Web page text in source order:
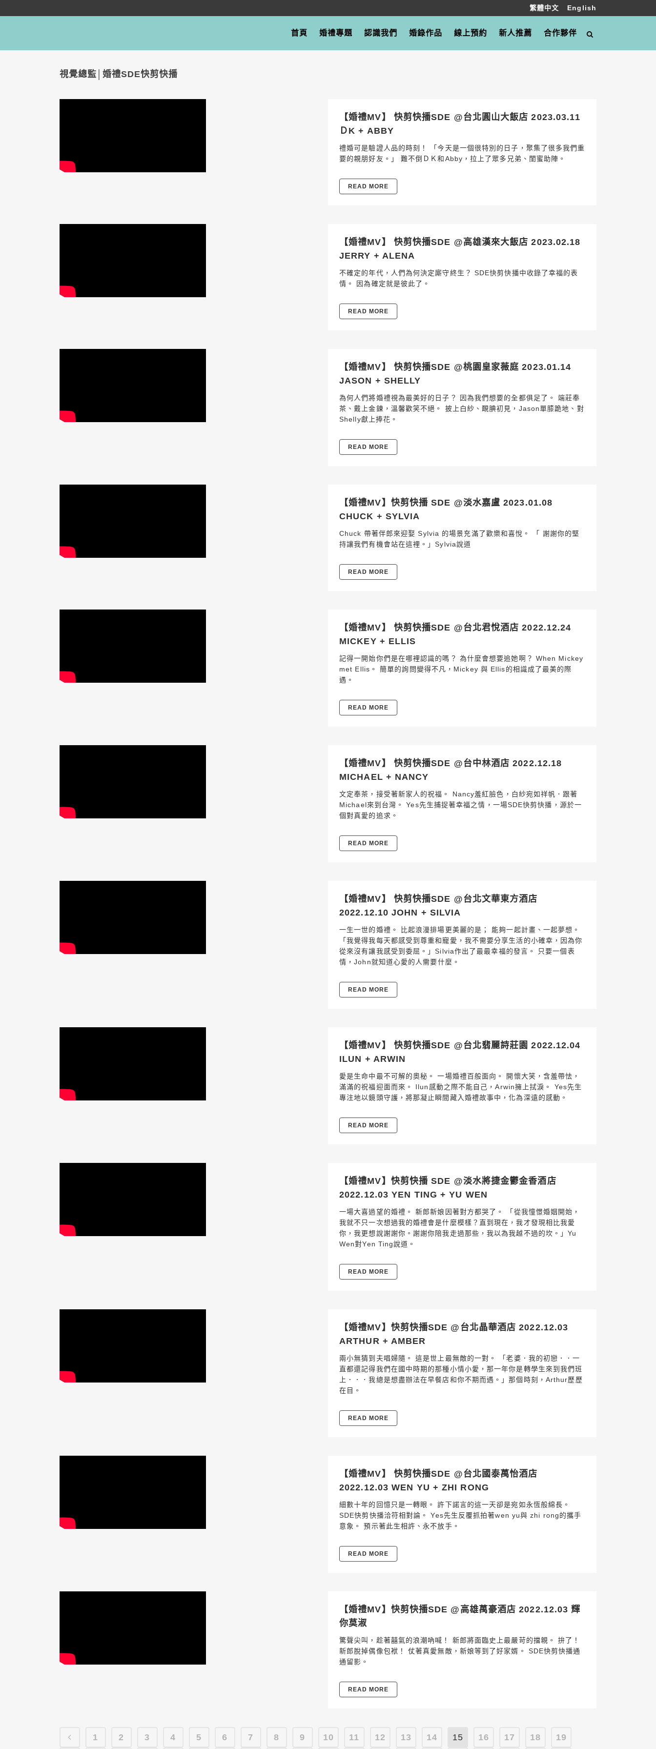
繁體中文 English
首頁 婚禮專題 認識我們 婚錄作品 線上預約 新人推薦 合作夥伴
視覺總監│婚禮SDE快剪快播
【婚禮MV】 快剪快播SDE @台北圓山大飯店 2023.03.11
ＤK + ABBY
禮婚可是驗證人品的時刻！ 「今天是一個很特別的日子，聚集了很多我們重
要的親朋好友。」 難不倒ＤＫ和Abby，拉上了眾多兄弟、閨蜜助陣。
READ MORE
【婚禮MV】 快剪快播SDE @高雄漢來大飯店 2023.02.18
JERRY + ALENA
不確定的年代，人們為何決定廝守終生？ SDE快剪快播中收錄了幸福的表
情。 因為確定就是彼此了。
READ MORE
【婚禮MV】 快剪快播SDE @桃園皇家薇庭 2023.01.14
JASON + SHELLY
為何人們將婚禮視為最美好的日子？ 因為我們想要的全都俱足了。 端莊奉
茶、戴上金鍊，溫馨歡笑不絕。 披上白紗、靦腆初見，Jason單膝跪地、對
Shelly獻上捧花。
READ MORE
【婚禮MV】快剪快播 SDE @淡水嘉盧 2023.01.08
CHUCK + SYLVIA
Chuck 帶著伴郎來迎娶 Sylvia 的場景充滿了歡樂和喜悅。 「 謝謝你的堅
持讓我們有機會站在這裡。」Sylvia說道
READ MORE
【婚禮MV】 快剪快播SDE @台北君悅酒店 2022.12.24
MICKEY + ELLIS
記得一開始你們是在哪裡認識的嗎？ 為什麼會想要追她啊？ When Mickey
met Ellis。 簡單的詢問變得不凡，Mickey 與 Ellis的相識成了最美的際
遇。
READ MORE
【婚禮MV】 快剪快播SDE @台中林酒店 2022.12.18
MICHAEL + NANCY
文定奉茶，接受著新家人的祝福。 Nancy羞紅臉色，白紗宛如祥帆．跟著
Michael來到台灣。 Yes先生捕捉著幸福之情，一場SDE快剪快播，源於一
個對真愛的追求。
READ MORE
【婚禮MV】 快剪快播SDE @台北文華東方酒店
2022.12.10 JOHN + SILVIA
一生一世的婚禮。 比起浪漫排場更美麗的是； 能夠一起計畫、一起夢想。
「我覺得我每天都感受到尊重和寵愛，我不需要分享生活的小確幸，因為你
從來沒有讓我感受到委屈。」Silvia作出了最最幸福的發言。 只要一個表
情，John就知道心愛的人需要什麼。
READ MORE
【婚禮MV】 快剪快播SDE @台北翡麗詩莊園 2022.12.04
ILUN + ARWIN
愛是生命中最不可解的奧秘。 一場婚禮百般面向。 開懷大笑，含羞帶怯，
滿滿的祝福迎面而來。 Ilun感動之際不能自己，Arwin擁上拭淚。 Yes先生
專注地以鏡頭守護，將那凝止瞬間藏入婚禮故事中，化為深遠的感動。
READ MORE
【婚禮MV】快剪快播 SDE @淡水將捷金鬱金香酒店
2022.12.03 YEN TING + YU WEN
一場大喜過望的婚禮。 新郎新娘因著對方都哭了。 「從我憧憬婚姻開始，
我就不只一次想過我的婚禮會是什麼模樣？直到現在，我才發現相比我愛
你，我更想說謝謝你。謝謝你陪我走過那些，我以為我越不過的坎。」Yu
Wen對Yen Ting說道。
READ MORE
【婚禮MV】快剪快播SDE @台北晶華酒店 2022.12.03
ARTHUR + AMBER
兩小無猜到夫唱婦隨。 這是世上最無敵的一對。 「老婆．我的初戀．．一
直都還記得我們在國中時期的那種小情小愛，那一年你是轉學生來到我們班
上．．．我總是想盡辦法在早餐店和你不期而遇。」那個時刻，Arthur歷歷
在目。
READ MORE
【婚禮MV】 快剪快播SDE @台北國泰萬怡酒店
2022.12.03 WEN YU + ZHI RONG
細數十年的回憶只是一轉眼。 許下諾言的這一天卻是宛如永恆般綿長。
SDE快剪快播洽符相對論。 Yes先生反覆抓拍著wen yu與 zhi rong的攜手
意象。 預示著此生相許、永不放手。
READ MORE
【婚禮MV】快剪快播SDE @高雄萬豪酒店 2022.12.03 輝
你莫淑
驚聲尖叫，趁著囍氣的浪潮吶喊！ 新郎將面臨史上最嚴苛的擋親。 拚了！
新郎脫掉偶像包袱！ 仗著真愛無敵，新娘等到了好家婿。 SDE快剪快播通
通留影。
READ MORE
1 2 3 4 5 6 7 8 9 10 11 12 13 14 15 16 17 18 19